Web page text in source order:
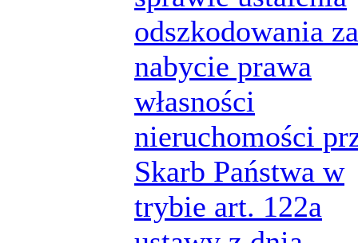
odszkodowania za
nabycie prawa
własności
nieruchomości
Skarb Państwa w
trybie art. 122a